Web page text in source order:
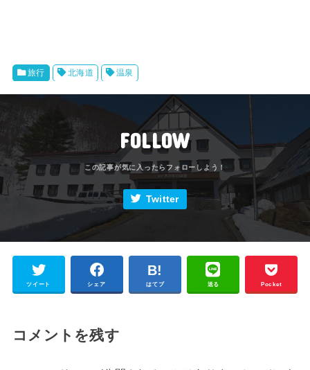
旅行 北海道 温泉
FOLLOW
Twitter
ツイート シェア はてブ 送る Pocket
コメントを残す